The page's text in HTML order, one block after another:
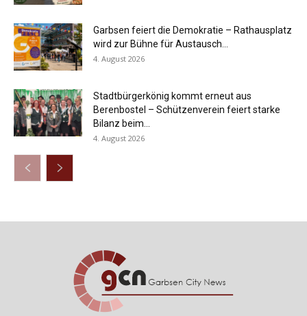
Garbsen feiert die Demokratie – Rathausplatz
wird zur Bühne für Austausch...
4. August 2026
Stadtbürgerkönig kommt erneut aus
Berenbostel – Schützenverein feiert starke
Bilanz beim...
4. August 2026